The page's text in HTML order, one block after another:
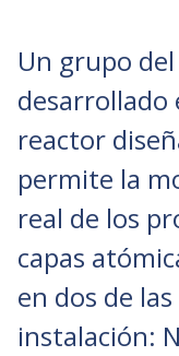
Un grupo
desarrollado
reactor
permite la
real de los
capas
en dos de
instalación: